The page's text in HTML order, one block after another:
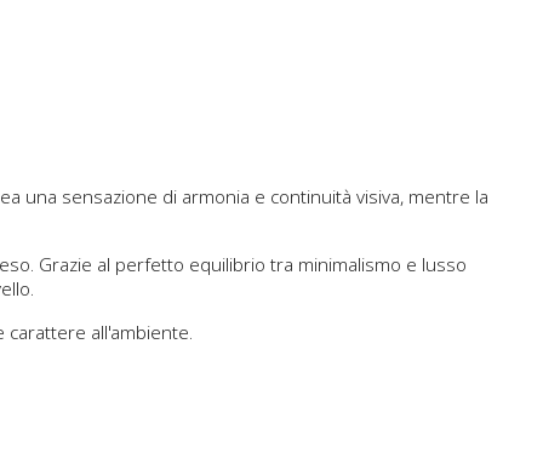
una sensazione di armonia e continuità visiva, mentre la
Grazie al perfetto equilibrio tra minimalismo e lusso
all'ambiente.